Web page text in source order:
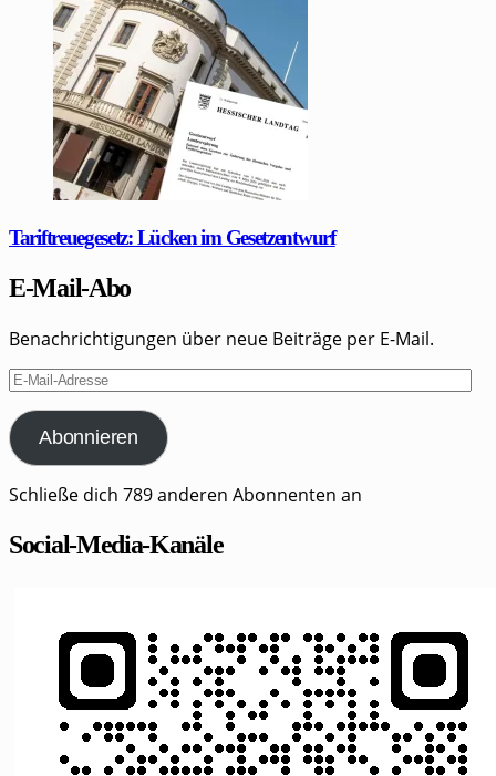
Tariftreuegesetz: Lücken im Gesetzentwurf
E-Mail-Abo
Benachrichtigungen über neue Beiträge per E-Mail.
E-
Mail-
Adresse
Abonnieren
Schließe dich 789 anderen Abonnenten an
Social-Media-Kanäle